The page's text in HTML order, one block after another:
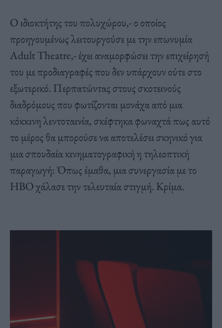
Ο ιδιοκτήτης του πολυχώρου,- ο οποίος
προηγουμένως λειτουργούσε με την επωνυμία
Adult Theatre,- έχει αναμορφώσει την επιχείρησή
του με προδιαγραφές που δεν υπάρχουν ούτε στο
εξωτερικό. Περπατώντας στους σκοτεινούς
διαδρόμους που φωτίζονται μονάχα από μια
κόκκινη λεντοταινία, σκέφτηκα φωναχτά πως αυτό
το μέρος θα μπορούσε να αποτελέσει σκηνικό για
μια σπουδαία κινηματογραφική η τηλεοπτική
παραγωγή: Όπως έμαθα, μια συνεργασία με το
HBO χάλασε την τελευταία στιγμή. Κρίμα.